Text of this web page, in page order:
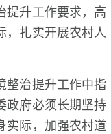
提升工作要求，高
，扎实开展农村人
整治提升工作中指
政府必须长期坚持
实际，加强农村道